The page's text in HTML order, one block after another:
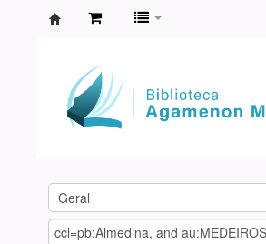
Agamenon
Magalhães